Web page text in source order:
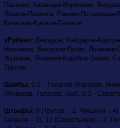
Пасенко, Казанцев-Ворошнин,
Языков-Паленга, Раенко-Потылицын-
Кочетков-Крюков-Глазков.
«Рубин»: Демидов, Хайдаров-
Незнамов, Безруков-Гусев, Ячменёв-
Журиков, Ячменёв-Коробов-Зимин,
Трусов.
Шайбы: 0:1 – Галанов (Коробов,
(Журиков, Галанов, бол), 0:3 -
Штрафы: 6 (Трусов – 2, Чикалин –
Галанов – 2), 12 (Севостьянов – 2,